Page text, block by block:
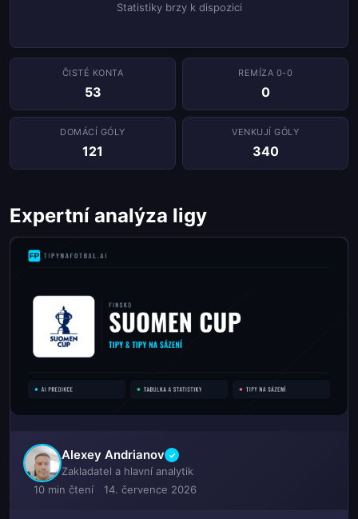
Statistiky brzy k dispozici
ČISTÉ KONTA
53
REMÍZA 0-0
0
DOMÁCÍ GÓLY
121
VENKUJÍ GÓLY
340
Expertní analýza ligy
Alexey Andrianov ✓
Zakladatel a hlavní analytik
10 min čtení
14. července 2026